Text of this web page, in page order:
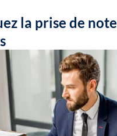
la prise de